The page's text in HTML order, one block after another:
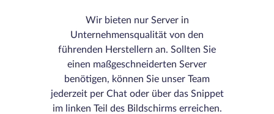
Wir bieten nur Server in
Unternehmensqualität von den
führenden Herstellern an. Sollten Sie
einen maßgeschneiderten Server
benötigen, können Sie unser Team
jederzeit per Chat oder über das Snippet
im linken Teil des Bildschirms erreichen.